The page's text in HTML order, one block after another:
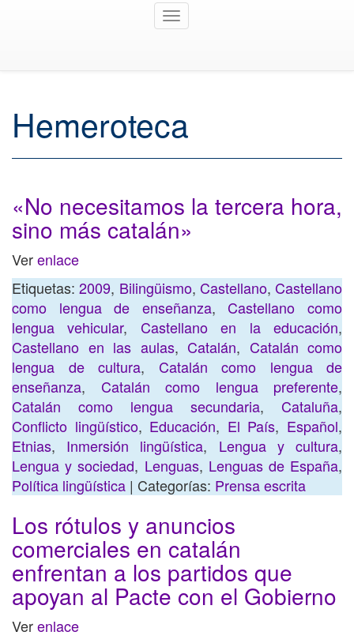
Toggle
Hemeroteca
«No necesitamos la tercera hora,
sino más catalán»
Verenlace
Etiquetas:2009, Bilingüismo, Castellano, Castellano
como lengua de enseñanza,Castellano como
lengua vehicular, Castellano en la educación,
Castellano en las aulas, Catalán, Catalán como
lengua de cultura, Catalán como lengua de
enseñanza, Catalán como lengua preferente,
Catalán como lengua secundaria, Cataluña,
Conflicto lingüístico, Educación, El País, Español,
Etnias, Inmersión lingüística, Lengua y cultura,
Lengua y sociedad, Lenguas, Lenguas de España,
Política lingüística | Categorías: Prensa escrita
Los rótulos y anuncios
comerciales en catalán
enfrentan a los partidos que
apoyan al Pacte con el Gobierno
Verenlace